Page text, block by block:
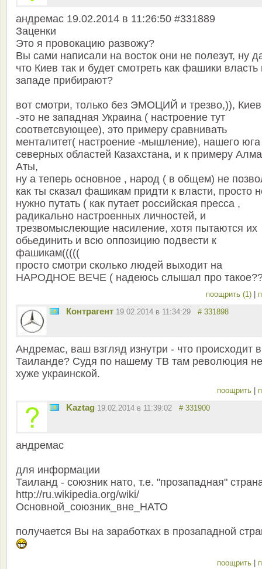
андремас 19.02.2014 в 11:26:50 #331889
Заценки
Это я провокацию развожу?
Вы сами написали на восток они не полезут, ну
что Киев так и будет смотреть как фашики власть
западе прибирают?
вот смотри, только без ЭМОЦИЙ и трезво,)), Киев
-это не западная Украина ( настроение тут
соответсвующее), это примеру сравнивать
менталитет( настроение -мышление), нашего
северных областей Казахстана, и к примеру Алма
Аты,
ну а теперь основное , народ ( в общем) не
как ты сказал фашикам придти к власти, просто
нужно путать ( как путает российская пресса ,
радикально настроенных личностей, и
трезвомыслеющие насиление, хотя пытаются их
обьединить и всю оппозицию подвести к
фашикам(((((
просто смотри сколько людей выходит на
НАРОДНОЕ ВЕЧЕ ( надеюсь слышал про
поощрить (1)
Контрагент 19.02.2014 в 11:34:29 # 331898
Андремас, ваш взгляд изнутри - что происходит в
Таиланде? Судя по нашему ТВ там революция не
хуже украинской.
поощрить
Kaztag 19.02.2014 в 11:39:02 # 331900
андремас
для информации
Таиланд - союзник нато, т.е. "прозападная"
http://ru.wikipedia.org/wiki/
Основной_союзник_вне_НАТО
получается Вы на заработках в прозападной
поощрить